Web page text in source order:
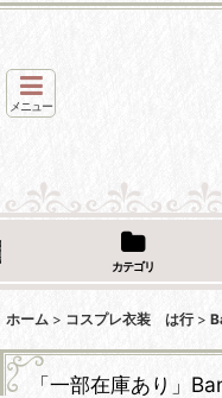
メニュー
カテゴリ
ホーム > コスプレ衣装 は行 >
「一部在庫あり